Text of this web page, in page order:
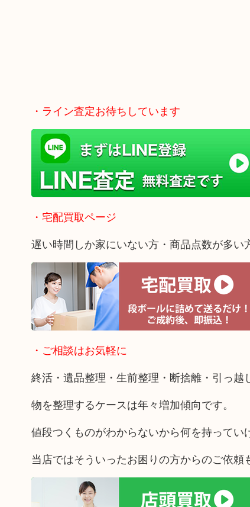
・ライン査定お待ちしています
・宅配買取ページ
遅い時間しか家にいない方・商品点数が多い
・ご相談はお気軽に
終活・遺品整理・生前整理・断捨離・引っ越
物を整理するケースは年々増加傾向です。
値段つくものがわからないから何を持って
当店ではそういったお困りの方からのご依頼